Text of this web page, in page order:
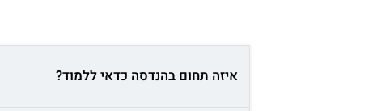
איזה תחום בהנדסה כדאי ללמוד?